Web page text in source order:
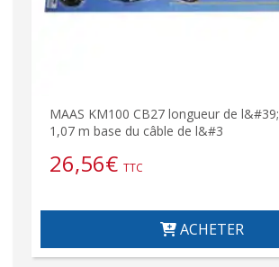
MAAS KM100 CB27 longueur de
1,07 m base du câble de l&#3
26,56€ TTC
ACHETER